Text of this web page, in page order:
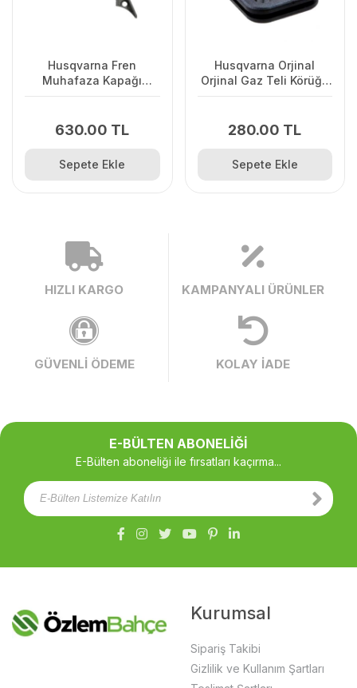
Husqvarna Fren
Muhafaza Kapağı
630.00 TL
Sepete Ekle
Husqvarna Orjinal
Orjinal Gaz Teli Körüğü
280.00 TL
Sepete Ekle
HIZLI KARGO KAMPANYALI ÜRÜNLER
GÜVENLİ ÖDEME KOLAY İADE
E-BÜLTEN ABONELİĞİ
E-Bülten aboneliği ile fırsatları kaçırma...
Kurumsal
Sipariş Takibi
Gizlilik ve Kullanım Şartları